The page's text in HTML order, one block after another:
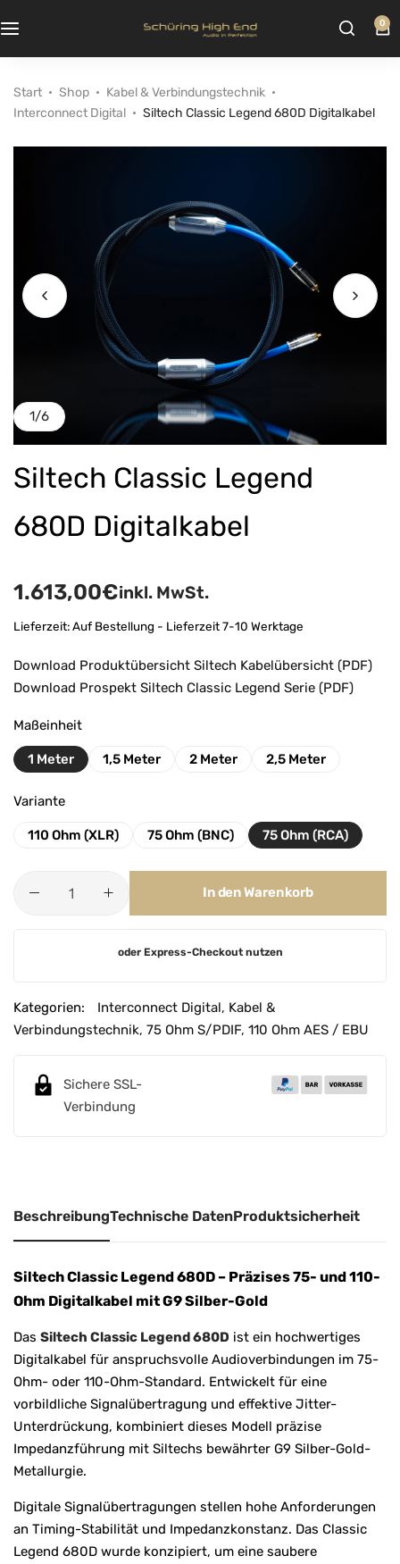
0
Start Shop
Kabel & Verbindungstechnik
Interconnect Digital
Siltech Classic Legend 680D Digitalkabel
1/6
Siltech Classic Legend
680D Digitalkabel
1.613,00€inkl. MwSt.
Lieferzeit:Auf Bestellung - Lieferzeit 7-10 Werktage
Download Produktübersicht Siltech Kabelübersicht (PDF)
Download Prospekt Siltech Classic Legend Serie (PDF)
Maßeinheit
1 Meter 1,5 Meter 2 Meter 2,5 Meter
Variante
110 Ohm (XLR) 75 Ohm (BNC) 75 Ohm (RCA)
In den Warenkorb
e
r
oder Express-Checkout nutzen
Kategorien: Interconnect Digital, Kabel &
Verbindungstechnik, 75 Ohm S/PDIF, 110 Ohm AES / EBU
Sichere SSL-
Verbindung
BeschreibungTechnische DatenProduktsicherheit
Siltech Classic Legend 680D – Präzises 75- und 110-
Ohm Digitalkabel mit G9 Silber-Gold
Das Siltech Classic Legend 680D ist ein hochwertiges
Digitalkabel für anspruchsvolle Audioverbindungen im 75-
Ohm- oder 110-Ohm-Standard. Entwickelt für eine
vorbildliche Signalübertragung und effektive Jitter-
Unterdrückung, kombiniert dieses Modell präzise
Impedanzführung mit Siltechs bewährter G9 Silber-Gold-
Metallurgie.
Digitale Signalübertragungen stellen hohe Anforderungen
an Timing-Stabilität und Impedanzkonstanz. Das Classic
Legend 680D wurde konzipiert, um eine saubere